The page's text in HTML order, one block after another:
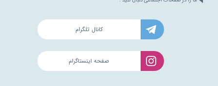
کانال تلگرام
صفحه اینستاگرام